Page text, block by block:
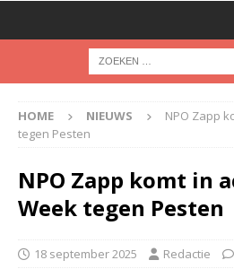
HOME NIEUWS
NPO Zapp
tegen Pesten
NPO Zapp komt in
Week tegen Pesten
18 september 2025 Redactie